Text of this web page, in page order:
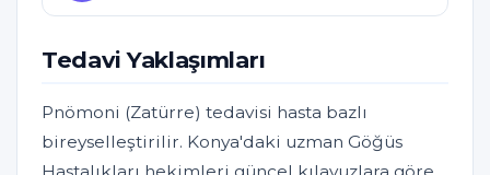
Tedavi Yaklaşımları
Pnömoni (Zatürre) tedavisi hasta bazlı
bireyselleştirilir. Konya'daki uzman Göğüs